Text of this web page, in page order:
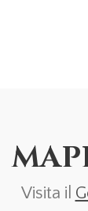
Visita il